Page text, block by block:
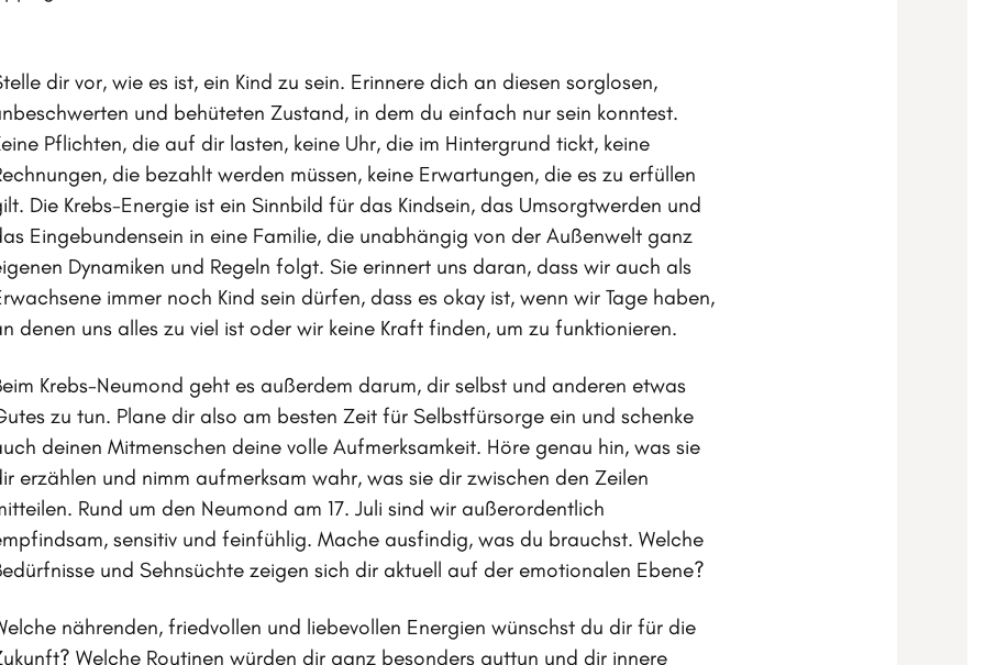
dir vor, wie es ist, ein Kind zu sein. Erinnere dich an diesen sorglosen,
und behüteten Zustand, in dem du einfach nur sein konntest.
Pflichten, die auf dir lasten, keine Uhr, die im Hintergrund tickt, keine
die bezahlt werden müssen, keine Erwartungen, die es zu erfüllen
Die Krebs-Energie ist ein Sinnbild für das Kindsein, das Umsorgtwerden und
Eingebundensein in eine Familie, die unabhängig von der Außenwelt ganz
Dynamiken und Regeln folgt. Sie erinnert uns daran, dass wir auch als
immer noch Kind sein dürfen, dass es okay ist, wenn wir Tage haben,
denen uns alles zu viel ist oder wir keine Kraft finden, um zu funktionieren.
Krebs-Neumond geht es außerdem darum, dir selbst und anderen etwas
zu tun. Plane dir also am besten Zeit für Selbstfürsorge ein und schenke
deinen Mitmenschen deine volle Aufmerksamkeit. Höre genau hin, was sie
erzählen und nimm aufmerksam wahr, was sie dir zwischen den Zeilen
Rund um den Neumond am 17. Juli sind wir außerordentlich
sensitiv und feinfühlig. Mache ausfindig, was du brauchst. Welche
und Sehnsüchte zeigen sich dir aktuell auf der emotionalen Ebene?
nährenden, friedvollen und liebevollen Energien wünschst du dir für die
Welche Routinen würden dir ganz besonders guttun und dir innere